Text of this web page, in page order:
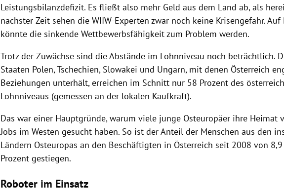
Leistungsbilanzdefizit. Es fließt also mehr Geld aus dem Land ab, als
nächster Zeit sehen die WIIW-Experten zwar noch keine Krisengefahr. Auf
könnte die sinkende Wettbewerbsfähigkeit zum Problem werden.
Trotz der Zuwächse sind die Abstände im Lohnniveau noch beträchtlich.
Staaten Polen,Tschechien, Slowakei und Ungarn, mit denen Österreich
Beziehungen unterhält, erreichen im Schnitt nur 58 Prozent des
Lohnniveaus (gemessen an der lokalen Kaufkraft).
Das war einer Hauptgründe, warum viele junge Osteuropäer ihre Heimat
Jobs im Westen gesucht haben. So ist der Anteil der Menschen aus den
Ländern Osteuropas an den Beschäftigten in Österreich seit 2008 von
Prozent gestiegen.
Roboter im Einsatz